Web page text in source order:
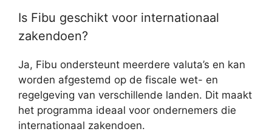
Is Fibu geschikt voor internationaal
zakendoen?
Ja, Fibu ondersteunt meerdere valuta’s en kan
worden afgestemd op de fiscale wet- en
regelgeving van verschillende landen. Dit maakt
het programma ideaal voor ondernemers die
internationaal zakendoen.